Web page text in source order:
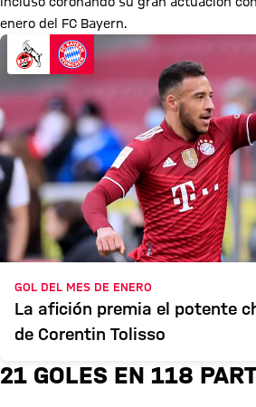
enero del FC Bayern.
GOL DEL MES DE ENERO
La afición premia el potente
de Corentin Tolisso
21 GOLES EN 118